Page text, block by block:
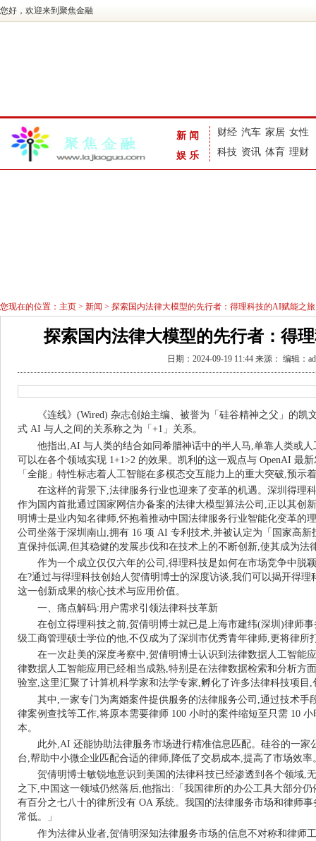
您好，欢迎来到聚焦金融
新闻
娱乐
财经 汽车 家居 女性
科技 资讯 体育 理财
您现在的位置： 主页 > 新闻 > 探索国内法律大模型的先行者：得理科技的AI赋能之旅
探索国内法律大模型的先行者：得
日期：2024-09-19 11:44 来源： 编辑：
《连线》(Wired) 杂志创始主编、被誉为「硅谷精神之父」的凯
式 AI 与人之间的关系称之为「+1」关系。
他指出,AI 与人类的结合如同希腊神话中的半人马,单靠人类或
可以在各个领域实现 1+1>2 的效果。凯利的这一观点与 OpenAI 最
「全能」特性标志着人工智能在多模态交互能力上的重大突破,预示
在这样的背景下,法律服务行业也迎来了变革的机遇。深圳得理
作为国内首批通过国家网信办备案的法律大模型算法公司,正以其创
明博士是业内知名律师,怀抱着推动中国法律服务行业智能化变革的
公司坐落于深圳南山,拥有 16 项 AI 专利技术,并被认定为「国家高
直保持低调,但其稳健的发展步伐和在技术上的不断创新,使其成为法
作为一个成立仅仅六年的公司,得理科技是如何在市场竞争中脱
在?通过与得理科技创始人贺倩明博士的深度访谈,我们可以揭开得
这一创新成果的核心技术与应用价值。
一、痛点解码:用户需求引领法律科技革新
在创立得理科技之前,贺倩明博士就已是上海市建纬(深圳)律师
级工商管理硕士学位的他,不仅成为了深圳市优秀青年律师,更将律所
在一次赴美的深度考察中,贺倩明博士认识到法律数据人工智能
律数据人工智能应用已经相当成熟,特别是在法律数据检索和分析方
验室,这里汇聚了计算机科学家和法学专家,孵化了许多法律科技项目
其中,一家专门为离婚案件提供服务的法律服务公司,通过技术手
律案例查找等工作,将原本需要律师 100 小时的案件缩短至只需 10
本。
此外,AI 还能协助法律服务市场进行精准信息匹配。硅谷的一家
台,帮助中小微企业匹配合适的律师,降低了交易成本,提高了市场效率
贺倩明博士敏锐地意识到美国的法律科技已经渗透到各个领域,
之下,中国这一领域仍然落后,他指出:「我国律所的办公工具大部分
有百分之七八十的律所没有 OA 系统。我国的法律服务市场和律师
常低。」
作为法律从业者,贺倩明深知法律服务市场的信息不对称和律师